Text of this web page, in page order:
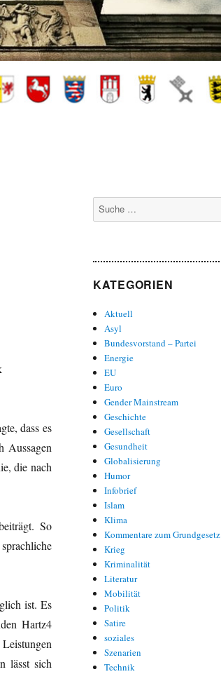
dass es
Aussagen
die nach
So
ist. Es
Hartz4
lässt sich
Suche
nach:
KATEGORIEN
Aktuell
Asyl
Bundesvorstand – Partei
Energie
EU
Euro
Gender Mainstream
Geschichte
Gesellschaft
Gesundheit
Globalisierung
Humor
Infobrief
Islam
Klima
Kommentare zum Grundgesetz
Krieg
Kriminalität
Literatur
Mobilität
Politik
Satire
soziales
Szenarien
Technik